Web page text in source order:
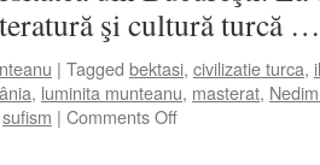
şi cultură turcă
| Tagged bektasi, civilizatie turca,
, luminita munteanu, masterat,
sufism | Comments Offon